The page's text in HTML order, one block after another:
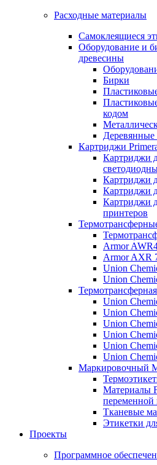
Расходные материалы
Самоклеящиеся
Оборудование и
древесины
Бирки
кодом
Деревянные
Картриджи
Картриджи
Картриджи
Картриджи
Картриджи
принтеров
Armor
Armor AXR
Union
Union
Union
Union
Union
Union
Union
Union
Маркировочный
Материалы
Тканевые
Этикетки
Проекты
Программное